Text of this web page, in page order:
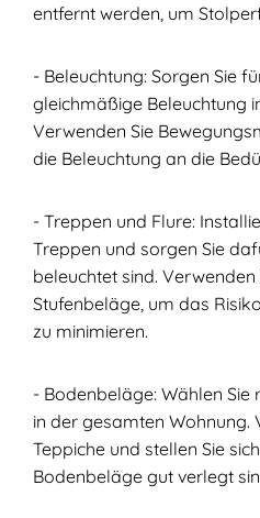
entfernt werden, um
- Beleuchtung: Sorgen Sie
gleichmäßige Beleuchtung
Verwenden Sie
die Beleuchtung an die
- Treppen und Flure:
Treppen und sorgen Sie
beleuchtet sind. Verwenden
Stufenbeläge, um das
zu minimieren.
- Bodenbeläge: Wählen
in der gesamten Wohnung.
Teppiche und stellen Sie
Bodenbeläge gut verlegt